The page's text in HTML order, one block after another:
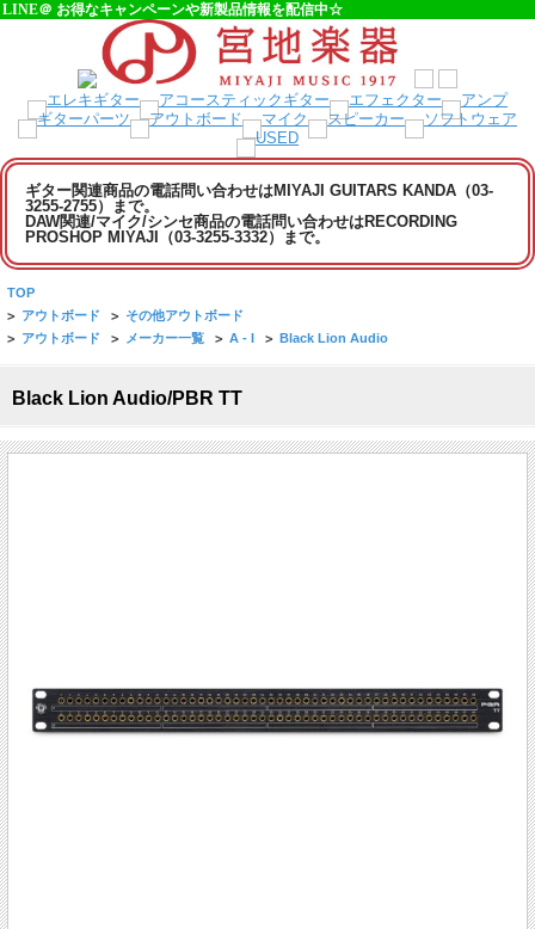
LINE＠ お得なキャンペーンや新製品情報を配信中☆
ギター関連商品の電話問い合わせはMIYAJI GUITARS KANDA（03-
3255-2755）まで。
DAW関連/マイク/シンセ商品の電話問い合わせはRECORDING
PROSHOP MIYAJI（03-3255-3332）まで。
TOP
> アウトボード > その他アウトボード
> アウトボード > メーカー一覧 > A - I > Black Lion Audio
Black Lion Audio/PBR TT